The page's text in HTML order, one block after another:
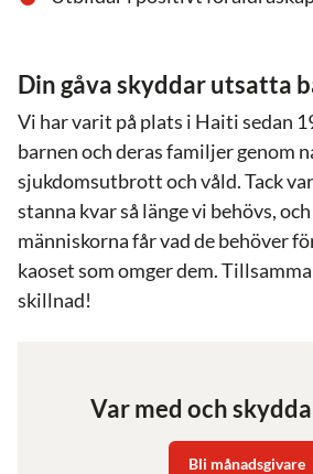
Din gåva skyddar utsatta
Vi har varit på plats i Haiti sedan
barnen och deras familjer genom
sjukdomsutbrott och våld. Tack
stanna kvar så länge vi behövs,
människorna får vad de behöver
kaoset som omger dem.
skillnad!
Var med och
Bli månadsgivare